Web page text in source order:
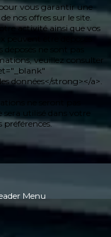
vous garantir une
nos offres sur le site.
activité ainsi que vos
peuvent être déposés.
ne sont pas
veuillez consulter
données</strong></a>.
sera utilisé dans votre
préférences.